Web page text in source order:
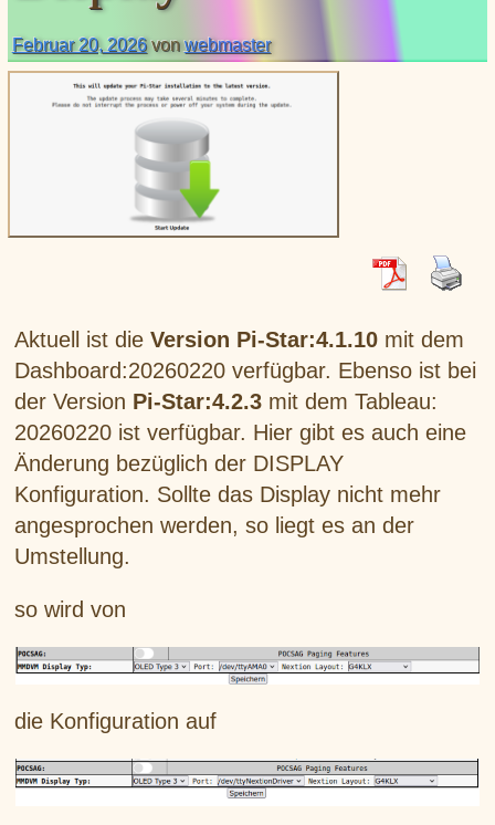
BrandMeister Hose Line
CSS Tool (color party!)
DMR ID
YSFReflectors
Xreflector
IPSC2 Hotspot
deutsche Räume im Wires-X
Download
Februar 20, 2026 vonwebmaster
Aktuell ist dieVersion Pi-Star:4.1.10 mit dem
Dashboard:20260220 verfügbar. Ebenso ist bei
der Version Pi-Star:4.2.3 mit dem Tableau:
20260220 ist verfügbar. Hier gibt es auch eine
Änderung bezüglich der DISPLAY
Konfiguration. Sollte das Display nicht mehr
angesprochen werden, so liegt es an der
Umstellung.
so wird von
die Konfiguration auf